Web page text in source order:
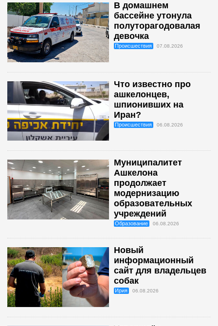
В домашнем
бассейне утонула
полуторагодовалая
девочка
Происшествия 07.08.2026
Что известно про
ашкелонцев,
шпионивших на
Иран?
Происшествия 06.08.2026
Муниципалитет
Ашкелона
продолжает
модернизацию
образовательных
учреждений
Образование 06.08.2026
Новый
информационный
сайт для владельцев
собак
Ирия 06.08.2026